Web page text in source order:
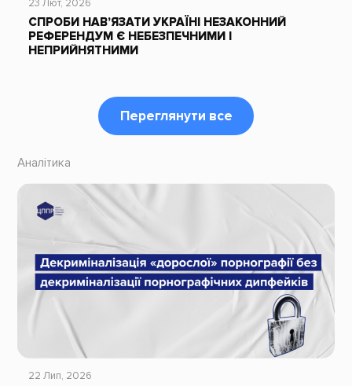
23 Лют, 2026
СПРОБИ НАВ’ЯЗАТИ УКРАЇНІ НЕЗАКОННИЙ
РЕФЕРЕНДУМ Є НЕБЕЗПЕЧНИМИ І
НЕПРИЙНЯТНИМИ
Переглянути все
Аналітика
22 Лип, 2026